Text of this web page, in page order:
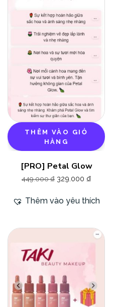
THÊM VÀO GIỎ
HÀNG
[PRO] Petal Glow
449.000₫ 329.000 ₫
Thêm vào yêu thích